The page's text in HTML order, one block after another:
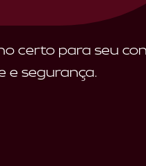
certo para seu
e segurança.